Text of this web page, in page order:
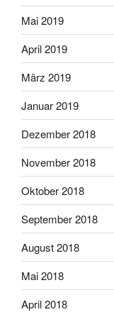
Mai 2019
April 2019
März 2019
Januar 2019
Dezember 2018
November 2018
Oktober 2018
September 2018
August 2018
Mai 2018
April 2018